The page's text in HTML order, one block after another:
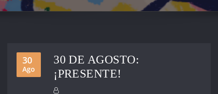
30
Ago
30 DE AGOSTO:
¡PRESENTE!